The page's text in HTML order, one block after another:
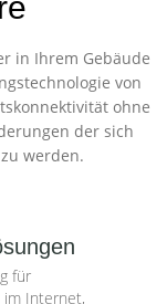
in Ihrem Gebäude
von
ohne
der sich
werden.
für
im Internet,